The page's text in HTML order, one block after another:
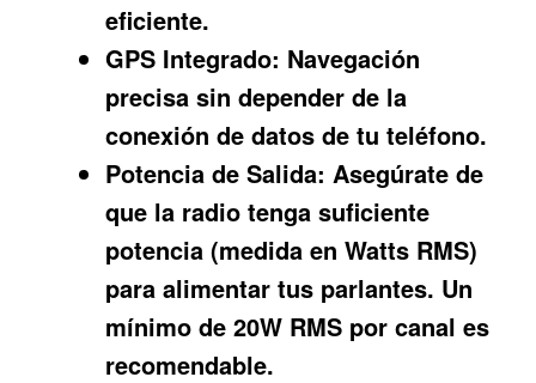
eficiente.
GPS Integrado: Navegación
precisa sin depender de la
conexión de datos de tu teléfono.
Potencia de Salida: Asegúrate de
que la radio tenga suficiente
potencia (medida en Watts RMS)
para alimentar tus parlantes. Un
mínimo de 20W RMS por canal es
recomendable.